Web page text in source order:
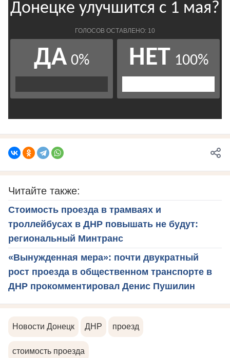
Читайте также:
Стоимость проезда в трамваях и
троллейбусах в ДНР повышать не будут:
региональный Минтранс
«Вынужденная мера»: почти двукратный
рост проезда в общественном транспорте в
ДНР прокомментировал Денис Пушилин
Новости Донецк ДНР проезд
стоимость проезда